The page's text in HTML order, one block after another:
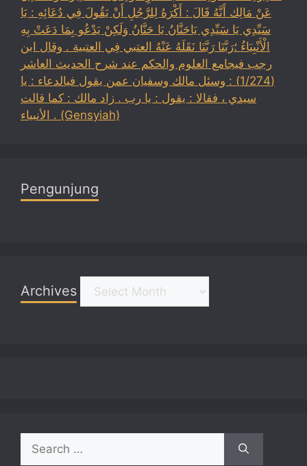
عَنْ مَالِك أَنَّهُ قَالَ : أَكْرَهُ لِلرَّجُلِ أَنْ يَقُولَ فِي دُعَائِهِ : يَا
سَيِّدِي يَا سَيِّدِي يَاحَنَّانُ يَا حَنَّانُ وَلَكِنْ يَدْعُو بِمَا دَعَتْ بِهِ
الْأَنْبِيَاءُ ؛رَبَّنَا رَبَّنَا نَقَلَهُ عَنْهُ العتبي فِي العتبية . وقال ابن
رجب فيجامع العلوم والحكم عند شرح الحديث العاشر
(1/274) : وسئل مالك وسفيان عمن يقول فيالدعاء : يا
سيدي ، فقالا : يقول : يا رب . زاد مالك : كما قالت
الأنبياء . (Gensyiah)
Pengunjung
Archives Archives
Search
for: